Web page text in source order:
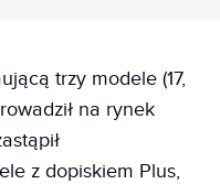
trzy modele (17,
na rynek
z dopiskiem Plus,